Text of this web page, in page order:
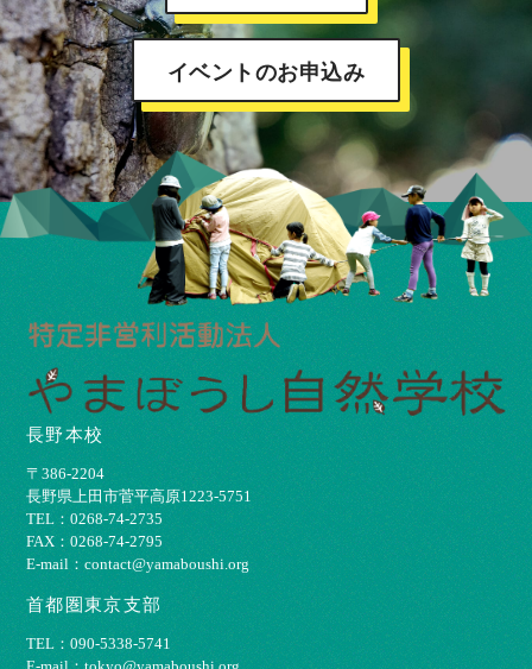
イベントのお申込み
長野本校
〒386-2204
⻑野県上⽥市菅平⾼原1223-5751
TEL：0268-74-2735
FAX：0268-74-2795
E-mail：contact@yamaboushi.org
首都圏東京支部
TEL：090-5338-5741